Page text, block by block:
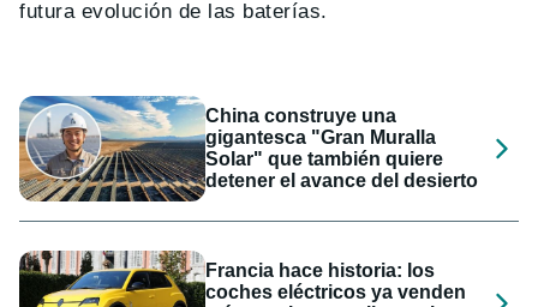
futura evolución de las baterías.
China construye una
gigantesca "Gran Muralla
Solar" que también quiere
detener el avance del desierto
Francia hace historia: los
coches eléctricos ya venden